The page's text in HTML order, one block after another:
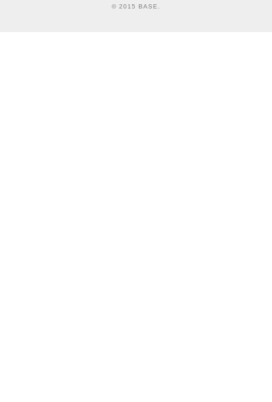
© 2015 BASE.